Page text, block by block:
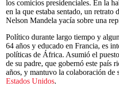
los comicios presidenciales. En la
en la que estaba sentado, un retrato
Nelson Mandela yacía sobre una
Político durante largo tiempo y
64 años y educado en Francia, es
políticas de África. Asumió el
de su padre, que gobernó este país
años, y mantuvo la colaboración de
Estados Unidos.